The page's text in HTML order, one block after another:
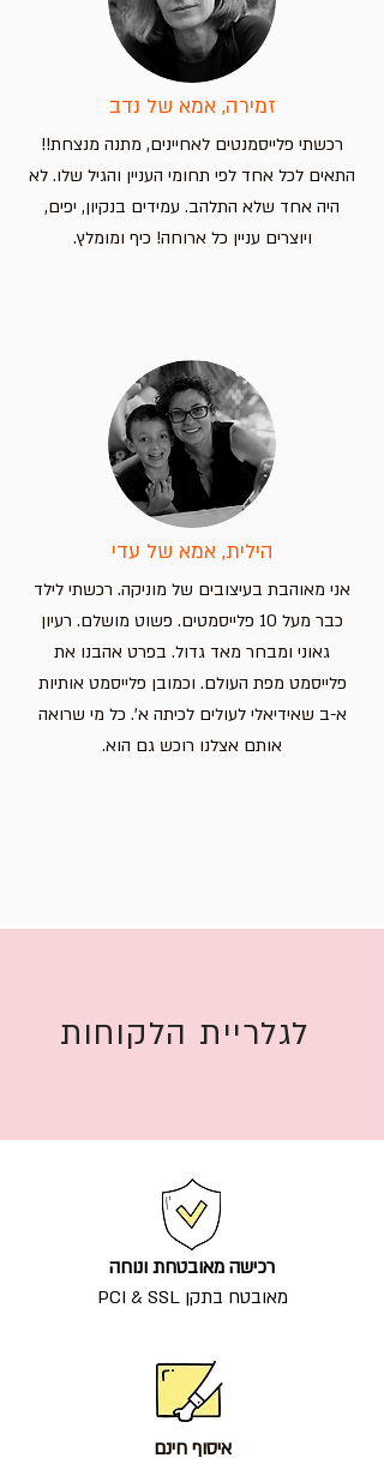
זמירה, אמא של נדב
רכשתי פלייסמנטים לאחיינים, מתנה מנצחת!!
התאים לכל אחד לפי תחומי העניין והגיל שלו. לא
היה אחד שלא התלהב. עמידים בנקיון, יפים,
ויוצרים עניין כל ארוחה! כיף ומומלץ.
הילית, אמא של עדי
אני מאוהבת בעיצובים של מוניקה. רכשתי לילד
כבר מעל 10 פלייסמטים. פשוט מושלם. רעיון
גאוני ומבחר מאד גדול. בפרט אהבנו את
פלייסמט מפת העולם. וכמובן פלייסמט אותיות
א-ב שאידיאלי לעולים לכיתה א'. כל מי שרואה
אותם אצלנו רוכש גם הוא.
לגלריית הלקוחות
רכישה מאובטחת ונוחה
מאובטח בתקן PCI & SSL
איסוף חינם